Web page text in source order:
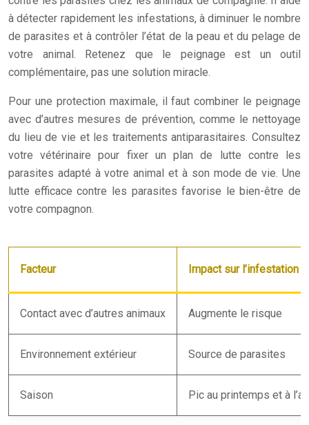
à détecter rapidement les infestations, à diminuer le nombre
de parasites et à contrôler l’état de la peau et du pelage de
votre animal. Retenez que le peignage est un outil
complémentaire, pas une solution miracle.
Pour une protection maximale, il faut combiner le peignage
avec d’autres mesures de prévention, comme le nettoyage
du lieu de vie et les traitements antiparasitaires. Consultez
votre vétérinaire pour fixer un plan de lutte contre les
parasites adapté à votre animal et à son mode de vie. Une
lutte efficace contre les parasites favorise le bien-être de
votre compagnon.
Facteur Impact sur l’infestation
Contact avec d’autres animaux Augmente le risque
Environnement extérieur Source de parasites
Saison Pic au printemps et à